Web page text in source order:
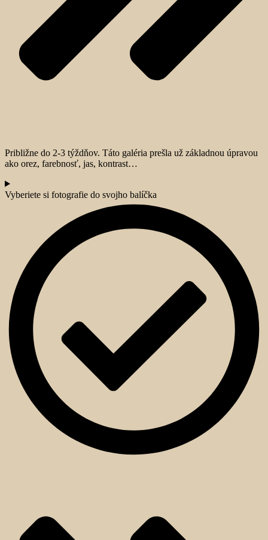
Približne do 2-3 týždňov. Táto galéria prešla už základnou úpravou
ako orez, farebnosť, jas, kontrast…
Vyberiete si fotografie do svojho balíčka